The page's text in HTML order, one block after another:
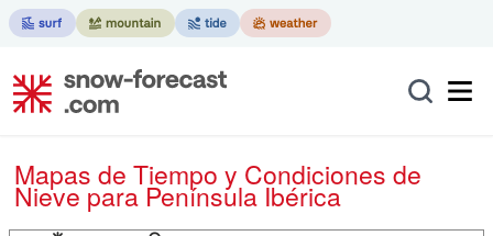
Mapas de Tiempo y Condiciones de
Nievepara Península Ibérica